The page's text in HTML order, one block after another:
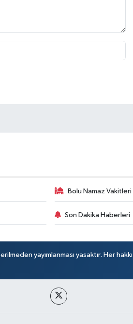
Bolu Namaz Vakitleri
Son Dakika Haberleri
yayımlanması yasaktır. Her hakkı